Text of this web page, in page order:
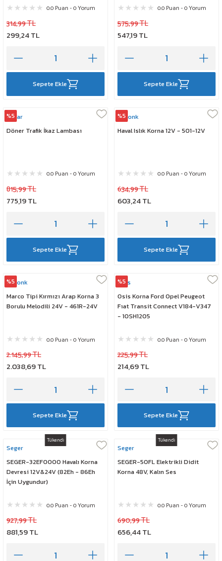
0.0 Puan - 0 Yorum
314,99 TL
299,24 TL
Sepete Ekle
0.0 Puan - 0 Yorum
575,99 TL
547,19 TL
Sepete Ekle
%5
Ayfar
Döner Trafik İkaz Lambası
0.0 Puan - 0 Yorum
815,99 TL
775,19 TL
Sepete Ekle
%5
Didonk
Haval Islık Korna 12V - 501-12V
0.0 Puan - 0 Yorum
634,99 TL
603,24 TL
Sepete Ekle
%5
Didonk
Marco Tipi Kırmızı Arap Korna 3
Borulu Melodili 24V - 461R-24V
0.0 Puan - 0 Yorum
2.145,99 TL
2.038,69 TL
Sepete Ekle
%5
Osis
Osis Korna Ford Opel Peugeot
Fıat Transit Connect V184-V347
- 10SH1205
0.0 Puan - 0 Yorum
225,99 TL
214,69 TL
Sepete Ekle
Tükendi
Seger
SEGER-32EF0000 Havalı Korna
Devresi 12V&24V (82Eh - 86Eh
İçin Uygundur)
0.0 Puan - 0 Yorum
927,99 TL
881,59 TL
Tükendi
Seger
SEGER-50FL Elektrikli Didit
Korna 48V, Kalın Ses
0.0 Puan - 0 Yorum
690,99 TL
656,44 TL